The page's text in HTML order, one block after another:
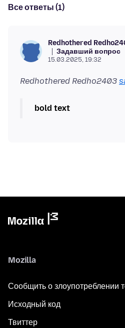
Все ответы (1)
Redhothered
Задавший вопрос
15.03.2025, 19:32
Redhothered Redho2403
bold text
Mozilla
Сообщить о злоупотреблении
Исходный код
Твиттер